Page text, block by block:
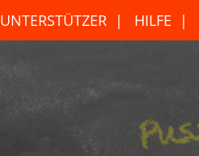
UNTERSTÜTZER HILFE